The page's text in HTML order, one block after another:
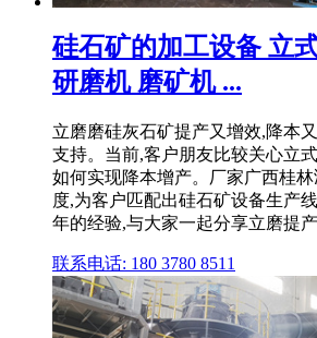
硅石矿的加工设备 立
研磨机 磨矿机 ...
立磨磨硅灰石矿提产又增效,降本
支持。当前,客户朋友比较关心立
如何实现降本增产。厂家广西桂
度,为客户匹配出硅石矿设备生产
年的经验,与大家一起分享立磨提
联系电话: 180 3780 8511